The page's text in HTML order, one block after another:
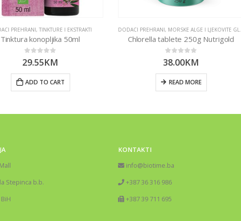
PREHRANI, TINKTURE I EKSTRAKTI
Tinktura konopljika 50ml
0 out of 5
29.55KM
ADD TO CART
DODACI PREHRANI, MORSKE ALGE I LJEKOVITE GLJIVE
Chlorella tablete 250g Nutrigold
0 out of 5
38.00KM
READ MORE
Stepinca b.b.
KONTAKTI
info@biotime.ba
+387 36 316 986
+387 39 711 695